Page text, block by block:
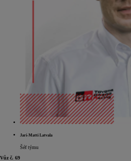
Jari-Matti Latvala
Šéf týmu
Vůz č. 69